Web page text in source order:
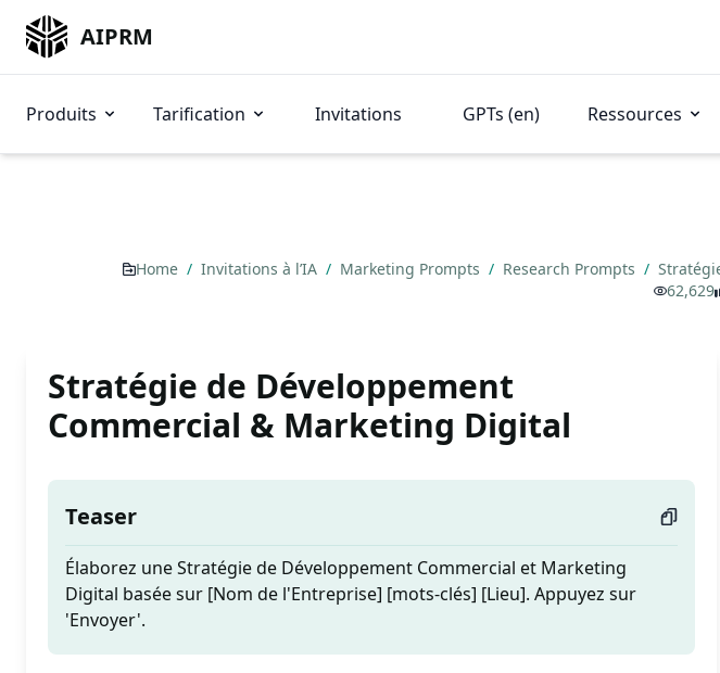
AIPRM
Produits Tarification Invitations GPTs (en) Ressources
Home / Invitations à l’IA / Marketing Prompts / Research Prompts /
62,629
Stratégie de Développement
Commercial & Marketing Digital
Teaser
Élaborez une Stratégie de Développement Commercial et Marketing
Digital basée sur [Nom de l'Entreprise] [mots-clés] [Lieu]. Appuyez sur
'Envoyer'.